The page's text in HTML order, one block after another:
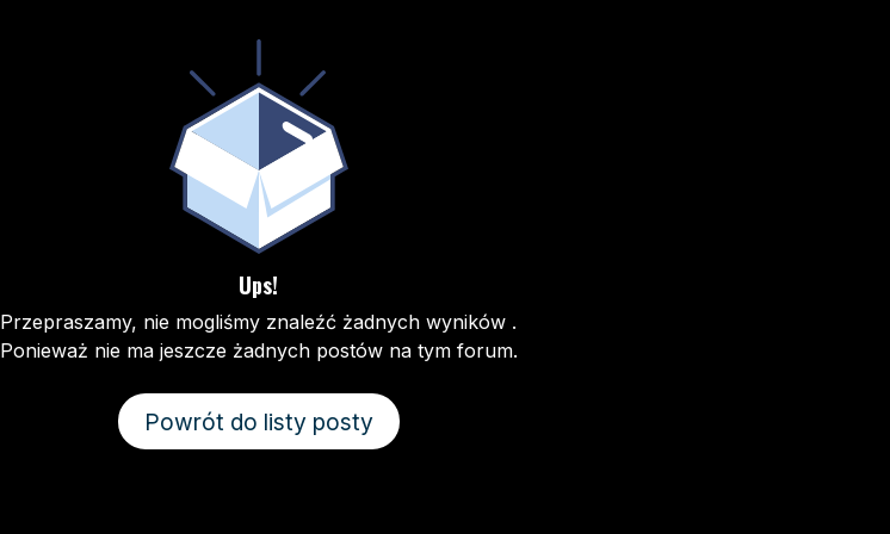
Ups!
Przepraszamy, nie mogliśmy znaleźć żadnych wyników .
Ponieważ nie ma jeszcze żadnych postów na tym forum.
Powrót do listy posty